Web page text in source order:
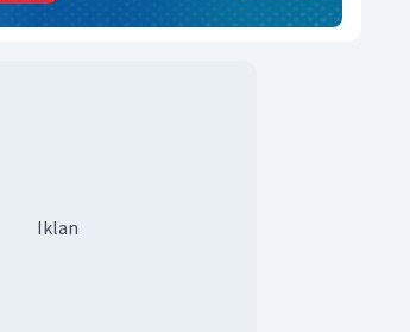
Iklan